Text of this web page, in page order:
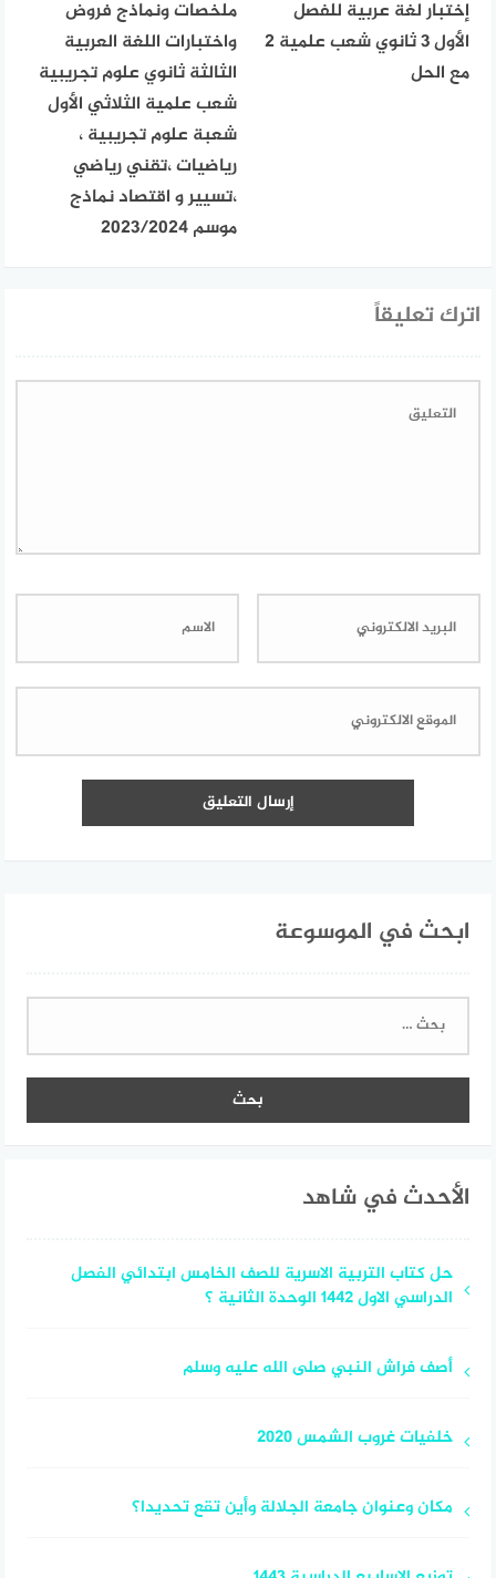
إختبار لغة عربية للفصل
الأول 3 ثانوي شعب علمية 2
مع الحل
ملخصات ونماذج فروض
واختبارات اللغة العربية
الثالثة ثانوي علوم تجريبية
شعب علمية الثلاثي الأول
شعبة علوم تجريبية ،
رياضيات ،تقني رياضي
،تسيير و اقتصاد نماذج
موسم 2023/2024
اترك تعليقاً
ابحث في الموسوعة
البحث
الأحدث في شاهد
حل كتاب التربية الاسرية للصف الخامس ابتدائي الفصل
الدراسي الاول ١٤٤٢ الوحدة الثانية ؟
أصف فراش النبي صلى الله عليه وسلم
خلفيات غروب الشمس 2020
مكان وعنوان جامعة الجلالة وأين تقع تحديدا؟